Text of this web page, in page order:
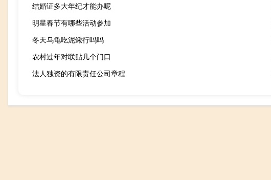
结婚证多大年纪才能办呢
明星春节有哪些活动参加
冬天乌龟吃泥鳅行吗吗
农村过年对联贴几个门口
法人独资的有限责任公司章程